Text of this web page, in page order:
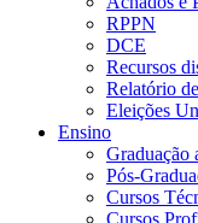
RPPN
DCE
Recursos
Relatório
Eleições
Ensino
Graduação
Pós-
Cursos
Cursos